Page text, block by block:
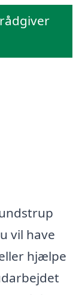
vil have
hjælpe